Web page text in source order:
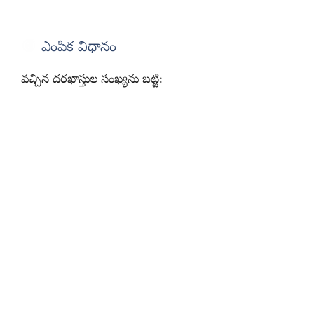
ఎంపిక విధానం
వచ్చిన దరఖాస్తుల సంఖ్యను బట్టి: